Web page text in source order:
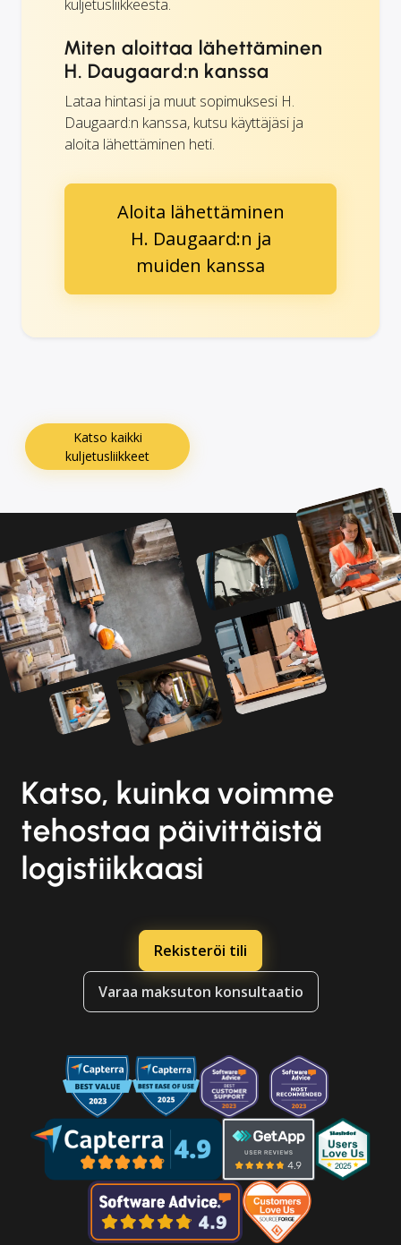
kuljetusliikkeestä.
Miten aloittaa lähettäminen
H. Daugaard:n kanssa
Lataa hintasi ja muut sopimuksesi H.
Daugaard:n kanssa, kutsu käyttäjäsi ja
aloita lähettäminen heti.
Aloita lähettäminen
H. Daugaard:n ja
muiden kanssa
Katso kaikki
kuljetusliikkeet
Katso, kuinka voimme
tehostaa päivittäistä
logistiikkaasi
Rekisteröi tili
Varaa maksuton konsultaatio